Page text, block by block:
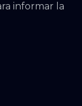
informar la